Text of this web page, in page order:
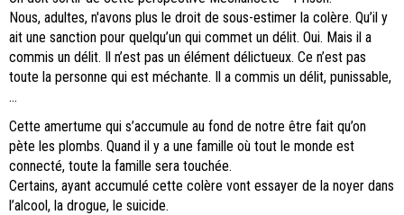
Nous, adultes, n'avons plus le droit de sous-estimer la colère. Qu’il y
ait une sanction pour quelqu’un qui commet un délit. Oui. Mais il a
commis un délit. Il n’est pas un élément délictueux. Ce n’est pas
toute la personne qui est méchante. Il a commis un délit, punissable,
…
Cette amertume qui s’accumule au fond de notre être fait qu’on
pète les plombs. Quand il y a une famille où tout le monde est
connecté, toute la famille sera touchée.
Certains, ayant accumulé cette colère vont essayer de la noyer dans
l’alcool, la drogue, le suicide.